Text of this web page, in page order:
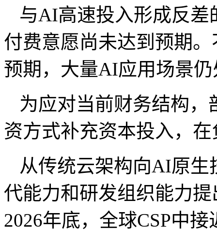
与AI高速投入形成反
付费意愿尚未达到预期
预期，大量AI应用场景
为应对当前财务结构，
资方式补充资本投入，
从传统云架构向AI原生
代能力和研发组织能力
2026年底，全球CSP中接